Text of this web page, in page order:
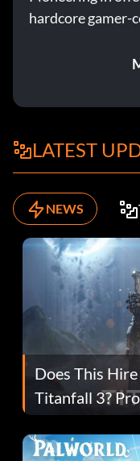
hardcore gamer-
LATEST
NEWS
Does This
Titanfall 3?
Fans Are